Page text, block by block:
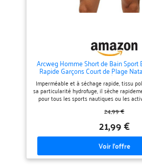
(EU), veuillez choisir L. Si vous
avez besoin de plus
Arcweg Homme Short de Bain Sport
Rapide Garçons Court de Plage
Cordon Réglable Élastique
Imperméable et à séchage rapide, tissu
sa particularité hydrofuge, il sèche
pour tous les sports nautiques ou les
réglable, bande élastique avec cordon de
à 8 cm possible, détente et confort,
inquiétez pas de tomber le pantalon
deux poches en maille avec fermeture
drainer l'eau, également pratique pour
éviter de les perdre Slip intérieur en
sont ourlées, respirant et à séchage rapide,
ni irritation Design sportif, matériau
24,99 €
21,99 €